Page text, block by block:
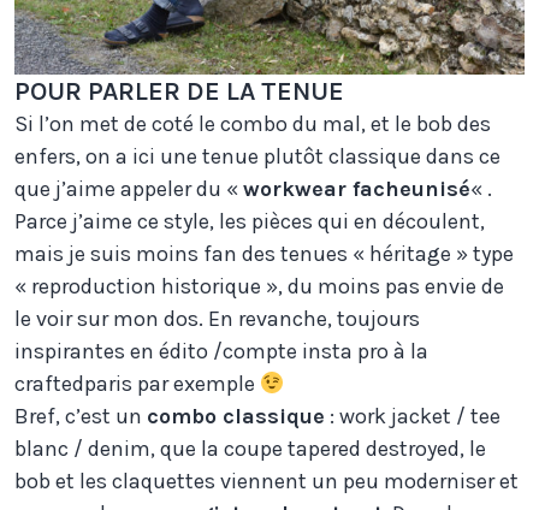
POUR PARLER DE LA TENUE
Si l’on met de coté le combo du mal, et le bob des
enfers, on a ici une tenue plutôt classique dans ce
que j’aime appeler du «workwear facheunisé« .
Parce j’aime ce style, les pièces qui en découlent,
mais je suis moins fan des tenues « héritage » type
« reproduction historique », du moins pas envie de
le voir sur mon dos. En revanche, toujours
inspirantes en édito /compte insta pro à la
craftedparis par exemple
Bref, c’est un combo classique : work jacket / tee
blanc / denim, que la coupe tapered destroyed, le
bob et les claquettes viennent un peu moderniser et